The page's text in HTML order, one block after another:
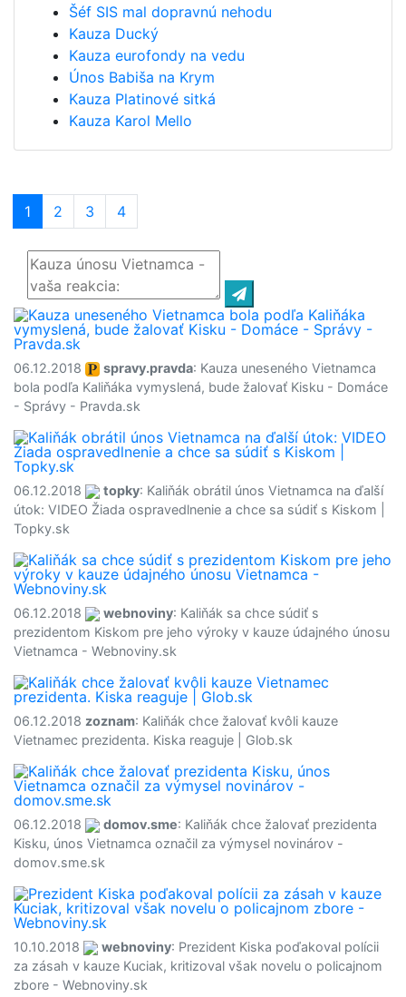
Šéf SIS mal dopravnú nehodu
Kauza Ducký
Kauza eurofondy na vedu
Únos Babiša na Krym
Kauza Platinové sitká
Kauza Karol Mello
1 (current)
2 3 4
06.12.2018 spravy.pravda: Kauza uneseného Vietnamca
bola podľa Kaliňáka vymyslená, bude žalovať Kisku - Domáce
- Správy - Pravda.sk
06.12.2018 topky: Kaliňák obrátil únos Vietnamca na ďalší
útok: VIDEO Žiada ospravedlnenie a chce sa súdiť s Kiskom |
Topky.sk
06.12.2018 webnoviny: Kaliňák sa chce súdiť s
prezidentom Kiskom pre jeho výroky v kauze údajného únosu
Vietnamca - Webnoviny.sk
06.12.2018 zoznam: Kaliňák chce žalovať kvôli kauze
Vietnamec prezidenta. Kiska reaguje | Glob.sk
06.12.2018 domov.sme: Kaliňák chce žalovať prezidenta
Kisku, únos Vietnamca označil za výmysel novinárov -
domov.sme.sk
10.10.2018 webnoviny: Prezident Kiska poďakoval polícii
za zásah v kauze Kuciak, kritizoval však novelu o policajnom
zbore - Webnoviny.sk